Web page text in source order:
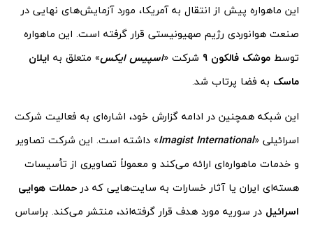
این ماهواره پیش از انتقال به آمریکا، مورد آزمایش‌های نهایی در
صنعت هوانوردی رژیم صهیونیستی قرار گرفته است. این ماهواره
توسط موشک فالکون 9 شرکت «اسپیس ایکس» متعلق به ایلان
ماسک به فضا پرتاب شد.
این شبکه همچنین در ادامه گزارش خود، اشاره‌ای به فعالیت شرکت
اسرائیلی «Imagist International» داشته است. این شرکت تصاویر
و خدمات ماهواره‌ای ارائه می‌کند و معمولاً تصاویری از تأسیسات
هسته‌ای ایران یا آثار خسارات به سایت‌هایی که در حملات هوایی
اسرائیل در سوریه مورد هدف قرار گرفته‌اند، منتشر می‌کند. براساس